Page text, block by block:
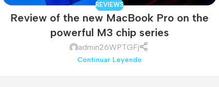
REVIEWS
Review of the new MacBook Pro on the
powerful M3 chip series
admin26WPTGFj
Continuar Leyendo